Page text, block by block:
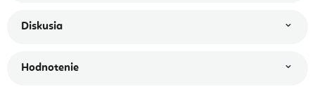
Diskusia
Hodnotenie